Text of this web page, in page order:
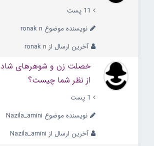
11 پست
نویسنده موضوع ronak n
آخرین ارسال از ronak n
خصلت زن و شوهرهای شاد
از نظر شما چیست؟
1 پست
نویسنده موضوع Nazila_amini
آخرین ارسال از Nazila_amini